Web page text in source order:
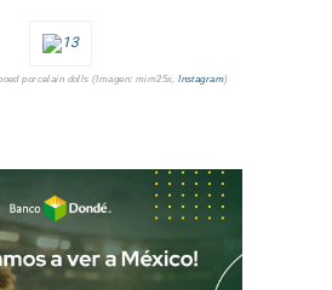
porcelain dolls (Imagen: mim25x,Instagram)